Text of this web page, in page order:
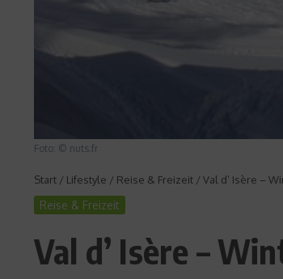
Foto: © nuts.fr
Start / Lifestyle / Reise & Freizeit / Val d’ Isère –
Reise & Freizeit
Val d’ Isère –